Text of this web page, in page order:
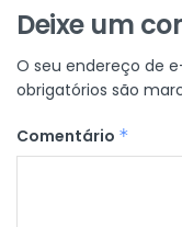
Deixe um
O seu endereço de
obrigatórios são
Comentário *